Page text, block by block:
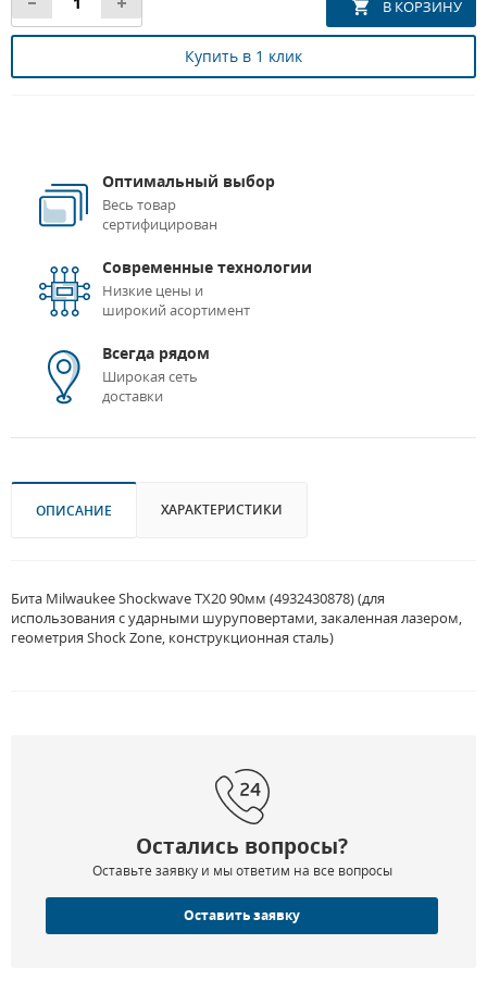
Купить в 1 клик
Оптимальный выбор
Весь товар
сертифицирован
Современные технологии
Низкие цены и
широкий асортимент
Всегда рядом
Широкая сеть
доставки
ОПИСАНИЕ ХАРАКТЕРИСТИКИ
Бита Milwaukee Shockwave TX20 90мм (4932430878) (для
использования с ударными шуруповертами, закаленная лазером,
геометрия Shock Zone, конструкционная сталь)
Остались вопросы?
Оставьте заявку и мы ответим на все вопросы
Оставить заявку